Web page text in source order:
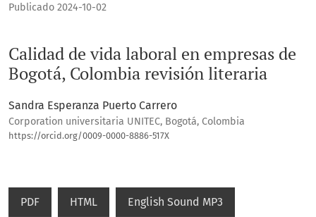
Calidad de vida laboral en empresas de
Bogotá, Colombia revisión literaria
Publicado 2024-10-02
Sandra Esperanza Puerto Carrero
Corporation universitaria UNITEC, Bogotá, Colombia
https://orcid.org/0009-0000-8886-517X
PDF HTML English Sound MP3